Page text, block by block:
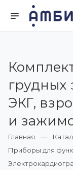
грудных
ЭКГ,
и
Главная
Приборы для